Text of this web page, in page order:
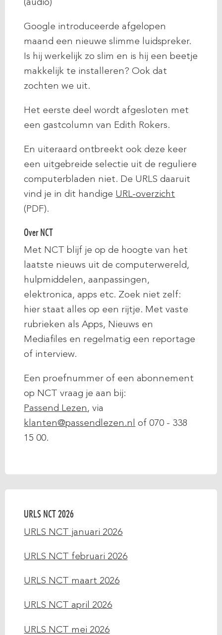
(audio)
Google introduceerde afgelopen
maand een nieuwe slimme luidspreker.
Is hij werkelijk zo slim en is hij een beetje
makkelijk te installeren? Ook dat
zochten we uit.
Het eerste deel wordt afgesloten met
een gastcolumn van Edith Rokers.
En uiteraard ontbreekt ook deze keer
een uitgebreide selectie uit de reguliere
computerbladen niet. De URLS daaruit
vind je in dit handige URL-overzicht
(PDF).
Over NCT
Met NCT blijf je op de hoogte van het
laatste nieuws uit de computerwereld,
hulpmiddelen, aanpassingen,
elektronica, apps etc. Zoek niet zelf:
hier staat alles op een rijtje. Met vaste
rubrieken als Apps, Nieuws en
Mediafiles en regelmatig een reportage
of interview.
Een proefnummer of een abonnement
op NCT vraag je aan bij:
Passend Lezen, via
klanten@passendlezen.nl of 070 - 338
15 00.
URLS NCT 2026
URLS NCT januari 2026
URLS NCT februari 2026
URLS NCT maart 2026
URLS NCT april 2026
URLS NCT mei 2026